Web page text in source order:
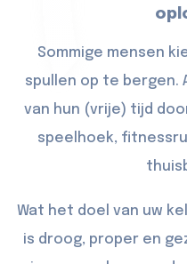
Sommige mensen
spullen op te bergen.
van hun (vrije) tijd
speelhoek,
Wat het doel van uw
is droog, proper en